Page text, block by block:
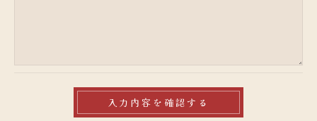
＜個人情報の開示･訂正・削除･利用停止の手続につ
当社では、お客様の個人情報の開示･訂正･削除・利